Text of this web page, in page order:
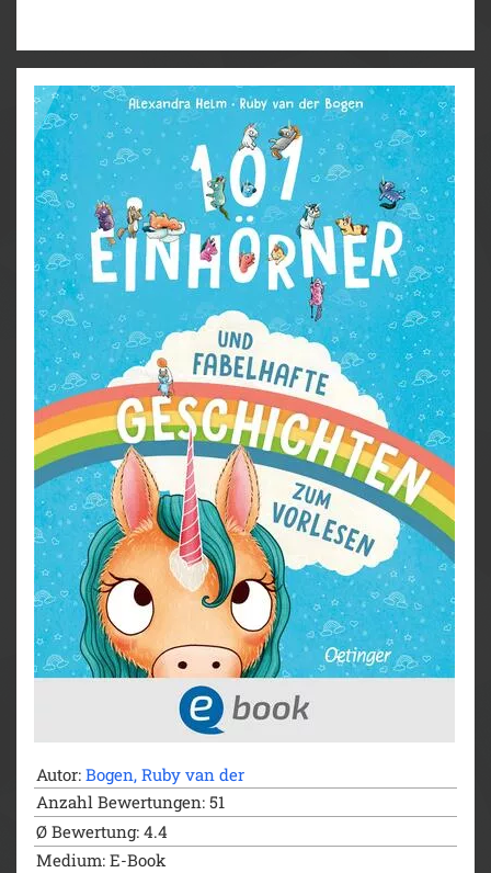
noch magische Ringe mit Mondsteinen, mit denen
gezaubert werden kann ...
Mit den fantastischen Meerjungfrauen und ihren
Freunden wird das Lesen- und Rechnenlernen zum
Kinderspiel. Witzige Texte, bunte Illustrationen und
Rechenaufgaben, die wirklich Spaß machen!
101 Meerjungfrauen tauchen ab: Entdecke mit ihnen
die faszinierende Unterwasserwelt
Genialer Erfolgstitel:
Unseren beliebten
Bilderbuch-Titel 101 Meerjungfrauen gibt es jetzt
auch als Erstlesebuch für Leseanfänger*innen!
Lustige Fakten über Meerjungfrauen:Was du
schon immer über Meerjungfrauen wissen
wolltest – plus viele überraschende Details zum
Entdecken.
Spielerisches Lernen:Unserer innovative
Kinderbuch-ReiheWort + Zahl = genial!, die
Rechnen und Lesen verbindet und mit
unterhaltsamen Geschichten und spannenden
Rechenrätseln für Erfolgserlebnisse und jede
Menge Spaß sorgt
Für Kinder ab 6 Jahren:
Kurze Kapitel, große
Schrift, witzige Texte und bunte Illustrationen im
Wimmelbildstil sorgen für Spaß beim Lernen –
perfekt für Rechen- und Lesestarter*innen.
Autor: Bogen, Ruby van der
Anzahl Bewertungen: 51
Ø Bewertung: 4.4
Medium: E-Book